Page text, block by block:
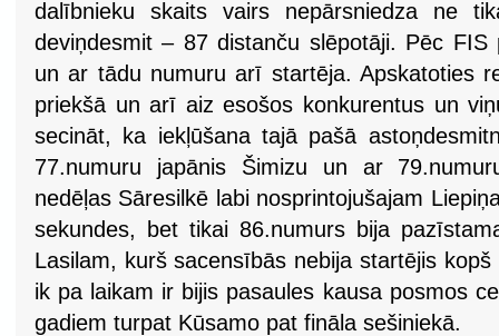
dalībnieku skaits vairs nepārsniedza ne
deviņdesmit – 87 distanču slēpotāji. Pēc
un ar tādu numuru arī startēja. Apskatoties
priekšā un arī aiz esošos konkurentus un
secināt, ka iekļūšana tajā pašā
77.numuru japānis Šimizu un ar
nedēļas Sāresilkē labi nosprintojušajam
sekundes, bet tikai 86.numurs bija
Lasilam, kurš sacensībās nebija startējis
ik pa laikam ir bijis pasaules kausa posmos
gadiem turpat Kūsamo pat fināla sešiniekā.